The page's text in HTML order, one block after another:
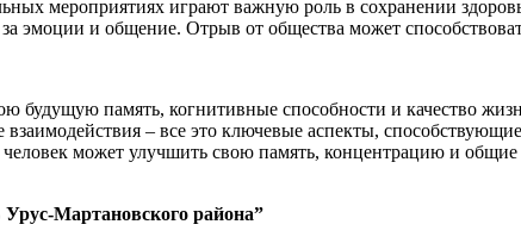
мероприятиях играют важную роль в сохранении
эмоции и общение. Отрыв от общества может
будущую память, когнитивные способности и качество
– все это ключевые аспекты,
может улучшить свою память, концентрацию и
Мартановского района”